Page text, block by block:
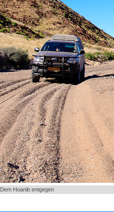
Dem Hoanib entgegen